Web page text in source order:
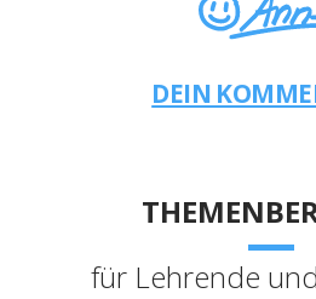
DEIN
für Lehrende